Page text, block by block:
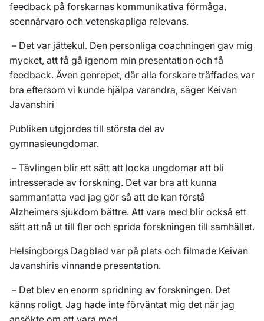
feedback på forskarnas kommunikativa förmåga,
scennärvaro och vetenskapliga relevans.
– Det var jättekul. Den personliga coachningen gav mig
mycket, att få gå igenom min presentation och få
feedback. Även genrepet, där alla forskare träffades var
bra eftersom vi kunde hjälpa varandra, säger Keivan
Javanshiri
Publiken utgjordes till största del av
gymnasieungdomar.
– Tävlingen blir ett sätt att locka ungdomar att bli
intresserade av forskning. Det var bra att kunna
sammanfatta vad jag gör så att de kan förstå
Alzheimers sjukdom bättre. Att vara med blir också ett
sätt att nå ut till fler och sprida forskningen till samhället.
Helsingborgs Dagblad var på plats och filmade Keivan
Javanshiris vinnande presentation.
– Det blev en enorm spridning av forskningen. Det
känns roligt. Jag hade inte förväntat mig det när jag